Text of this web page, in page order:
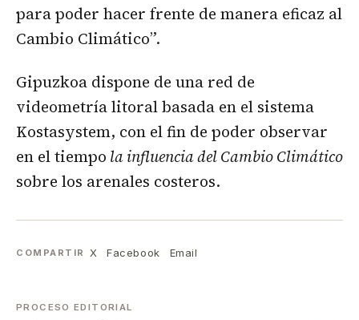
para poder hacer frente de manera eficaz al
Cambio Climático”.
Gipuzkoa dispone de una red de
videometría litoral basada en el sistema
Kostasystem, con el fin de poder observar
en el tiempo la influencia del Cambio Climático
sobre los arenales costeros.
COMPARTIR X Facebook Email
PROCESO EDITORIAL